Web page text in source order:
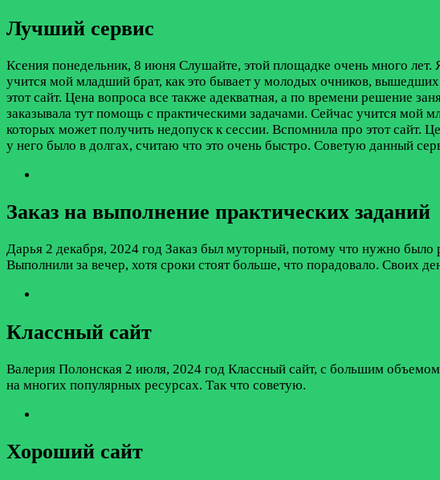
Лучший сервис
Ксения понедельник, 8 июня Слушайте, этой площадке очень много лет.
учится мой младший брат, как это бывает у молодых очников,
этот сайт. Цена вопроса все также адекватная, а по времени решение
заказывала тут помощь с практическими задачами. Сейчас учится мой
которых может получить недопуск к сессии. Вспомнила про этот сайт.
у него было в долгах, считаю что это очень быстро. Советую данный
Заказ на выполнение практических заданий
Дарья 2 декабря, 2024 год Заказ был муторный, потому что нужно было
Выполнили за вечер, хотя сроки стоят больше, что порадовало. Своих
Классный сайт
Валерия Полонская 2 июля, 2024 год Классный сайт, с большим
на многих популярных ресурсах. Так что советую.
Хороший сайт